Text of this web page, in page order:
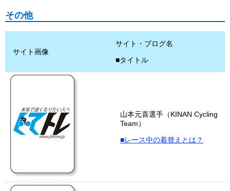
その他
サイト画像
サイト・ブログ名
■タイトル
山本元喜選手（KINAN Cycling
Team）
■レース中の着替えとは？